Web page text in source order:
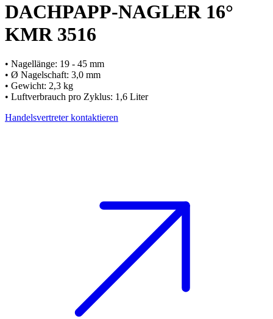
DACHPAPP-NAGLER 16°
KMR 3516
• Nagellänge: 19 - 45 mm
• Ø Nagelschaft: 3,0 mm
• Gewicht: 2,3 kg
• Luftverbrauch pro Zyklus: 1,6 Liter
Handelsvertreter kontaktieren